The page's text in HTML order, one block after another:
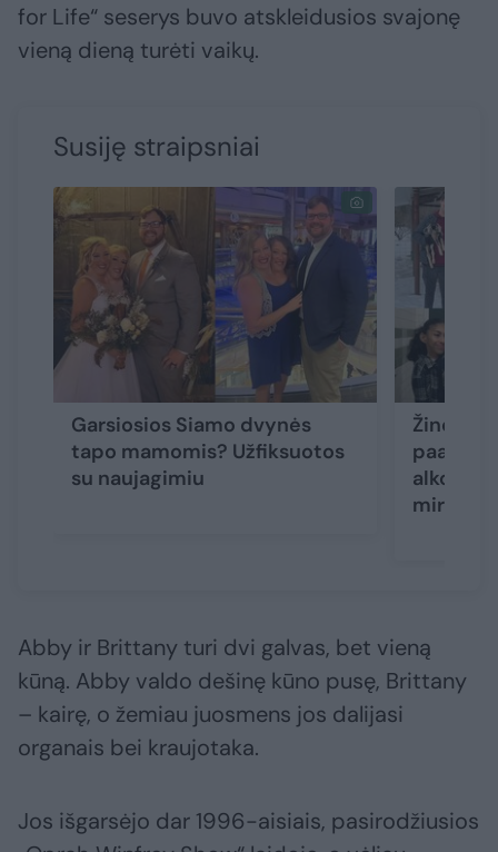
for Life“ seserys buvo atskleidusios svajonę
vieną dieną turėti vaikų.
Susiję straipsniai
Garsiosios Siamo dvynės
tapo mamomis? Užfiksuotos
su naujagimiu
alkoholį,
mirs
Abby ir Brittany turi dvi galvas, bet vieną
kūną. Abby valdo dešinę kūno pusę, Brittany
– kairę, o žemiau juosmens jos dalijasi
organais bei kraujotaka.
Jos išgarsėjo dar 1996-aisiais, pasirodžiusios